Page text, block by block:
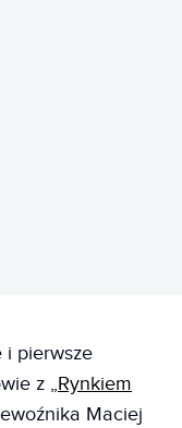
i pierwsze
z „Rynkiem
Maciej